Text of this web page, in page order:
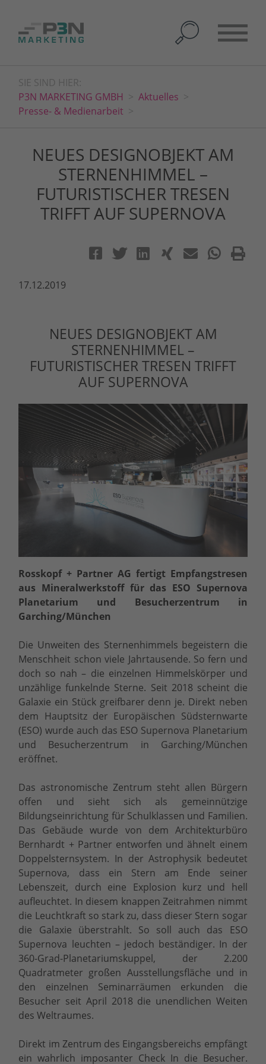
SIE SIND HIER:
P3N MARKETING GMBH
Aktuelles
Presse- & Medienarbeit
NEUES DESIGNOBJEKT AM
STERNENHIMMEL –
FUTURISTISCHER TRESEN
TRIFFT AUF SUPERNOVA
17.12.2019
NEUES DESIGNOBJEKT AM
STERNENHIMMEL –
FUTURISTISCHER TRESEN TRIFFT
AUF SUPERNOVA
Rosskopf + Partner AG fertigt Empfangstresen
aus Mineralwerkstoff für das ESO Supernova
Planetarium und Besucherzentrum in
Garching/München
Die Unweiten des Sternenhimmels begeistern die
Menschheit schon viele Jahrtausende. So fern und
doch so nah – die einzelnen Himmelskörper und
unzählige funkelnde Sterne. Seit 2018 scheint die
Galaxie ein Stück greifbarer denn je. Direkt neben
dem Hauptsitz der Europäischen Südsternwarte
(ESO) wurde auch das ESO Supernova Planetarium
und Besucherzentrum in Garching/München
eröffnet.
Das astronomische Zentrum steht allen Bürgern
offen und sieht sich als gemeinnützige
Bildungseinrichtung für Schulklassen und Familien.
Das Gebäude wurde von dem Architekturbüro
Bernhardt + Partner entworfen und ähnelt einem
Doppelsternsystem. In der Astrophysik bedeutet
Supernova, dass ein Stern am Ende seiner
Lebenszeit, durch eine Explosion kurz und hell
aufleuchtet. In diesem knappen Zeitrahmen nimmt
die Leuchtkraft so stark zu, dass dieser Stern sogar
die Galaxie überstrahlt. So soll auch das ESO
Supernova leuchten – jedoch beständiger. In der
360-Grad-Planetariumskuppel, der 2.200
Quadratmeter großen Ausstellungsfläche und in
den einzelnen Seminarräumen erkunden die
Besucher seit April 2018 die unendlichen Weiten
des Weltraumes.
Direkt im Zentrum des Eingangsbereichs empfängt
ein wahrlich imposanter Check In die Besucher.